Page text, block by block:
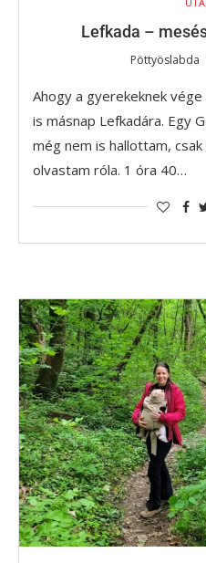
Lefkada –
Pöttyöslabda
Ahogy a gyerekeknek
is másnap Lefkadára. Egy
még nem is hallottam,
olvastam róla. 1 óra 40…